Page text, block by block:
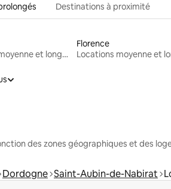
Destinations à proximité
Locations moyenne et longue durée
Florence
des zones géographiques et des
Dordogne Saint-Aubin-de-Nabirat